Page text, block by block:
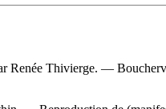
Renée Thivierge. —